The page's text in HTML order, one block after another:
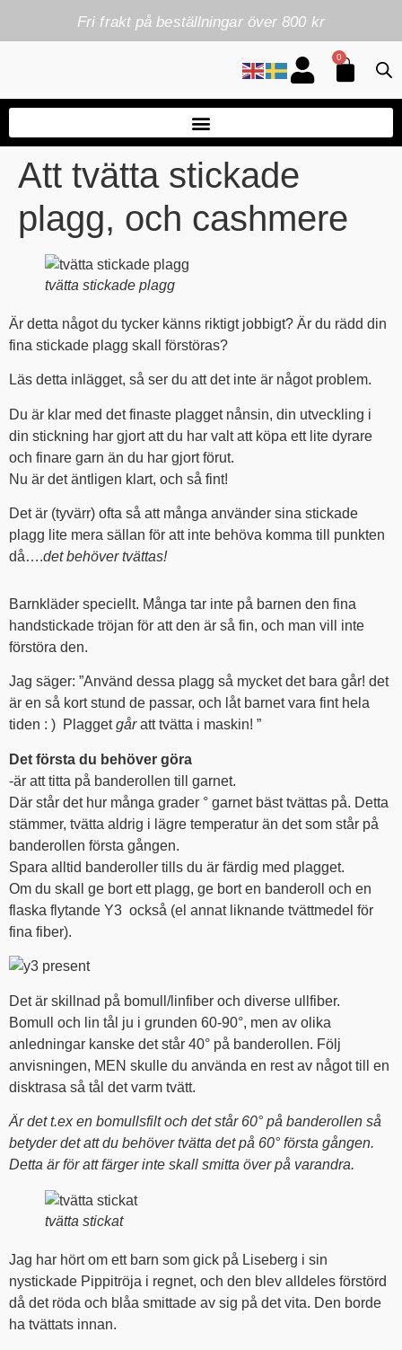
Fri frakt på beställningar över 800 kr
0
Att tvätta stickade
plagg, och cashmere
tvätta stickade plagg
Är detta något du tycker känns riktigt jobbigt? Är du rädd din
fina stickade plagg skall förstöras?
Läs detta inlägget, så ser du att det inte är något problem.
Du är klar med det finaste plagget nånsin, din utveckling i
din stickning har gjort att du har valt att köpa ett lite dyrare
och finare garn än du har gjort förut.
Nu är det äntligen klart, och så fint!
Det är (tyvärr) ofta så att många använder sina stickade
plagg lite mera sällan för att inte behöva komma till punkten
då….det behöver tvättas!
Barnkläder speciellt. Många tar inte på barnen den fina
handstickade tröjan för att den är så fin, och man vill inte
förstöra den.
Jag säger: ”Använd dessa plagg så mycket det bara går! det
är en så kort stund de passar, och låt barnet vara fint hela
tiden : ) Plaggetgåratt tvätta i maskin! ”
Det första du behöver göra
-är att titta på banderollen till garnet.
Där står det hur många grader ° garnet bäst tvättas på. Detta
stämmer, tvätta aldrig i lägre temperatur än det som står på
banderollen första gången.
Spara alltid banderoller tills du är färdig med plagget.
Om du skall ge bort ett plagg, ge bort en banderoll och en
flaska flytande Y3 också (el annat liknande tvättmedel för
fina fiber).
Det är skillnad på bomull/linfiber och diverse ullfiber.
Bomull och lin tål ju i grunden 60-90°, men av olika
anledningar kanske det står 40° på banderollen. Följ
anvisningen, MEN skulle du använda en rest av något till en
disktrasa så tål det varm tvätt.
Är det t.ex en bomullsfilt och det står 60° på banderollen så
betyder det att du behöver tvätta det på 60° första gången.
Detta är för att färger inte skall smitta över på varandra.
tvätta stickat
Jag har hört om ett barn som gick på Liseberg i sin
nystickade Pippitröja i regnet, och den blev alldeles förstörd
då det röda och blåa smittade av sig på det vita. Den borde
ha tvättats innan.